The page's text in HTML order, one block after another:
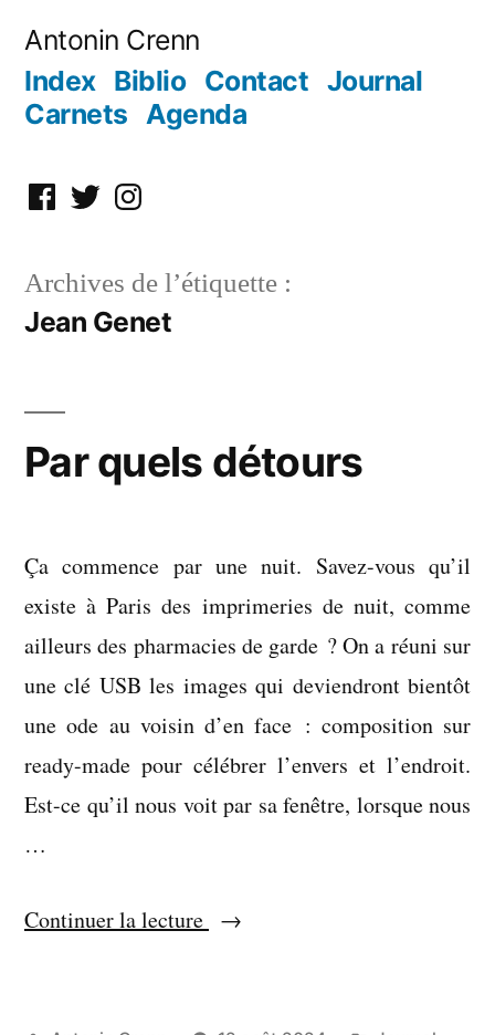
contenu
Antonin Crenn
Index Biblio Contact Journal
Carnets Agenda
Facebook
TwitterInstagram
Archives de l’étiquette :
Jean Genet
Par quels détours
Ça commence par une nuit. Savez-vous qu’il
existe à Paris des imprimeries de nuit, comme
ailleurs des pharmacies de garde ? On a réuni sur
une clé USB les images qui deviendront bientôt
une ode au voisin d’en face : composition sur
ready-made pour célébrer l’envers et l’endroit.
Est-ce qu’il nous voit par sa fenêtre, lorsque nous
…
Continuer la lecture « Par